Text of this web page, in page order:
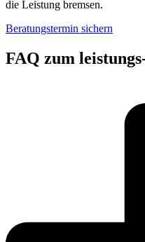
die Leistung bremsen.
Beratungstermin sichern
FAQ zum